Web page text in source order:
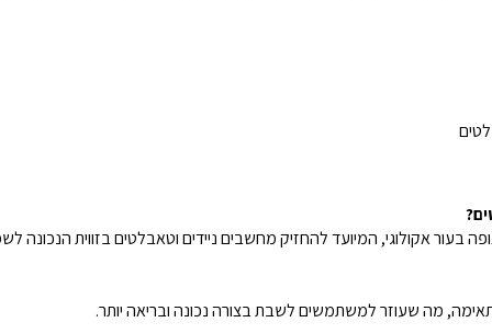
בעור אקולוגי, המיועד להחזיק מחשבים ניידים וטאבלטים בזווית הנכונה
מה שעוזר למשתמשים לשבת בצורה נכונה ובריאה יותר.